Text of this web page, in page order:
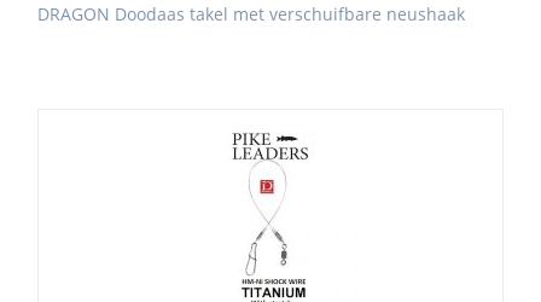
DRAGON Doodaas takel met verschuifbare neushaak